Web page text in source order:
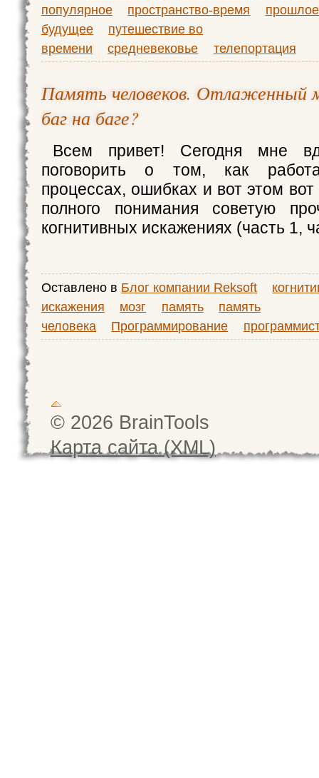
популярное
пространство-время
будущее
путешествие во
времени
средневековье телепортация
Память человеков. Отлаженный
баг на баге?
Всем привет! Сегодня мне
поговорить о том, как
процессах, ошибках и вот этом
полного понимания советую
когнитивных искажениях (часть 1,
Оставлено в Блог компании Reksoft
искажения
мозг память
память
человека
Программирование
© 2026 BrainTools
Карта сайта (XML)